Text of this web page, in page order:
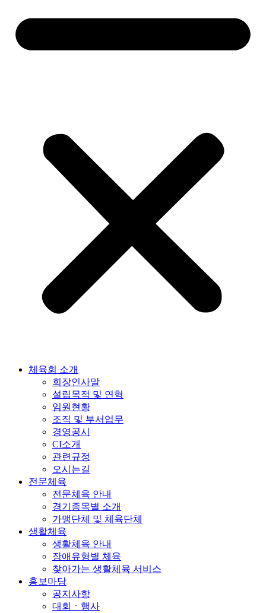
체육회 소개
회장인사말
설립목적 및 연혁
임원현황
조직 및 부서업무
경영공시
CI소개
관련규정
오시는길
전문체육
전문체육 안내
경기종목별 소개
가맹단체 및 체육단체
생활체육
생활체육 안내
장애유형별 체육
찾아가는 생활체육 서비스
홍보마당
공지사항
대회ㆍ행사